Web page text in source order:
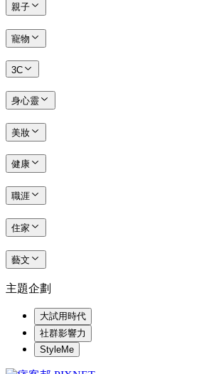
親子
寵物
3C
身心靈
美妝
健康
職涯
住家
藝文
主題企劃
大試用時代
社群影響力
StyleMe